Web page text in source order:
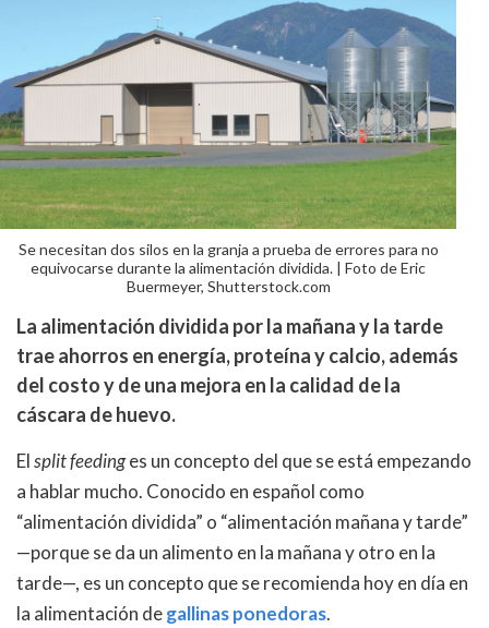
Se necesitan dos silos en la granja a prueba de errores para no
equivocarse durante la alimentación dividida. | Foto de Eric
Buermeyer, Shutterstock.com
La alimentación dividida por la mañana y la tarde
trae ahorros en energía, proteína y calcio, además
del costo y de una mejora en la calidad de la
cáscara de huevo.
Elsplit feedinges un concepto del que se está empezando
a hablar mucho. Conocido en español como
“alimentación dividida” o “alimentación mañana y tarde”
—porque se da un alimento en la mañana y otro en la
tarde—, es un concepto que se recomienda hoy en día en
la alimentación degallinas ponedoras.